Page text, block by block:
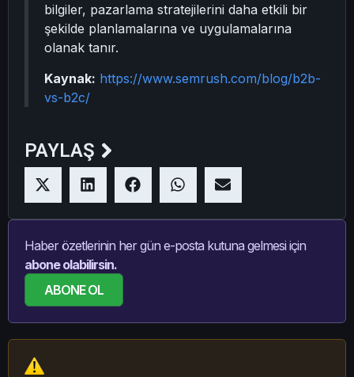
bilgiler, pazarlama stratejilerini daha etkili bir
şekilde planlamalarına ve uygulamalarına
olanak tanır.
Kaynak: https://www.semrush.com/blog/b2b-
vs-b2c/
PAYLAŞ
Haber özetlerinin her gün e-posta kutuna gelmesi için
abone olabilirsin.
ABONE OL